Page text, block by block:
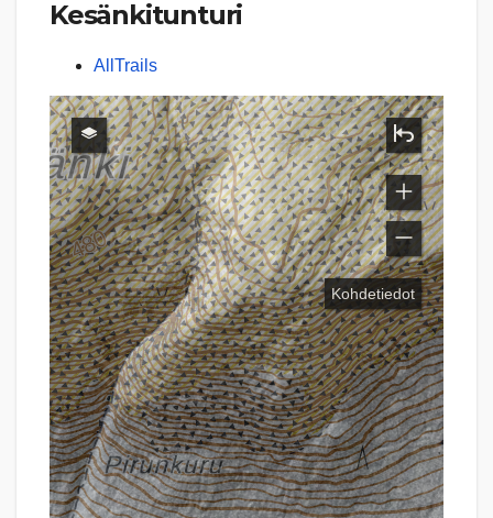
Kesänkitunturi
AllTrails